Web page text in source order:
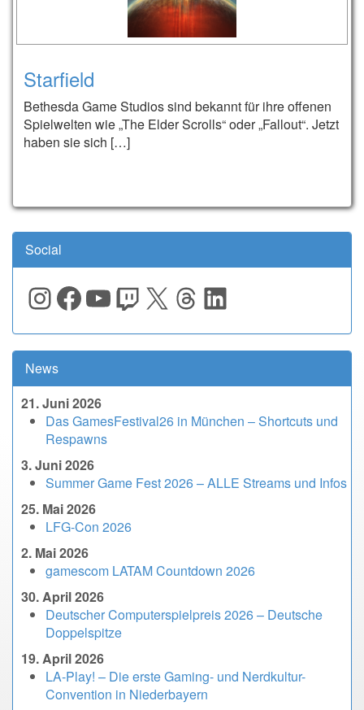
Starfield
Bethesda Game Studios sind bekannt für ihre offenen
Spielwelten wie „The Elder Scrolls“ oder „Fallout“. Jetzt
haben sie sich […]
Social
Instagram
Facebook
YouTube
Twitch
X Threads
LinkedIn
News
21. Juni 2026
Das GamesFestival26 in München – Shortcuts und
Respawns
3. Juni 2026
Summer Game Fest 2026 – ALLE Streams und Infos
25. Mai 2026
LFG-Con 2026
2. Mai 2026
gamescom LATAM Countdown 2026
30. April 2026
Deutscher Computerspielpreis 2026 – Deutsche
Doppelspitze
19. April 2026
LA-Play! – Die erste Gaming- und Nerdkultur-
Convention in Niederbayern